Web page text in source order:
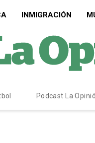
INMIGRACIÓN
Podcast La